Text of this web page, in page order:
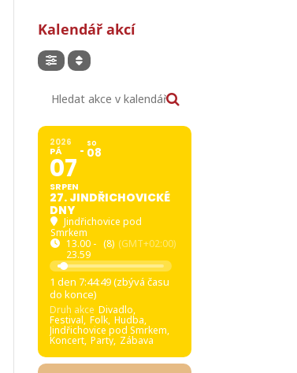
Kalendář akcí
2026
PÁ
07
SRPEN
SO
08
27. JINDŘICHOVICKÉ
DNY
Jindřichovice pod
Smrkem
13.00 -
23.59
(8) (GMT+02:00)
1 den 7:44:48 (zbývá času
do konce)
Druh akce Divadlo,
Festival, Folk, Hudba,
Jindřichovice pod Smrkem,
Koncert, Party, Zábava